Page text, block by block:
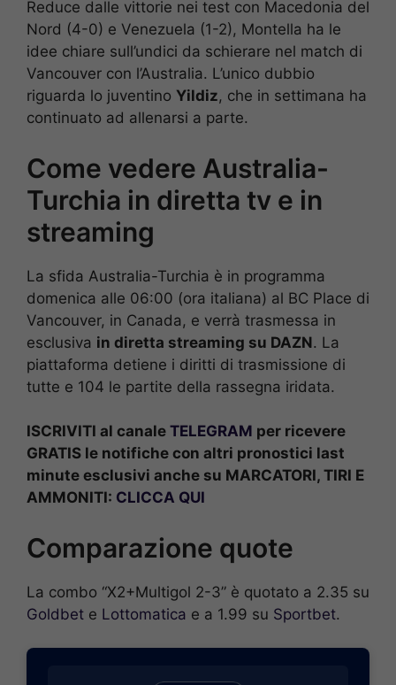
Reduce dalle vittorie nei test con Macedonia del
Nord (4-0) e Venezuela (1-2), Montella ha le
idee chiare sull’undici da schierare nel match di
Vancouver con l’Australia. L’unico dubbio
riguarda lo juventino Yildiz, che in settimana ha
continuato ad allenarsi a parte.
Come vedere Australia-
Turchia in diretta tv e in
streaming
La sfida Australia-Turchia è in programma
domenica alle 06:00 (ora italiana) al BC Place di
Vancouver, in Canada, e verrà trasmessa in
esclusiva in diretta streaming su DAZN. La
piattaforma detiene i diritti di trasmissione di
tutte e 104 le partite della rassegna iridata.
ISCRIVITI al canale TELEGRAM per ricevere
GRATIS le notifiche con altri pronostici last
minute esclusivi anche su MARCATORI, TIRI E
AMMONITI: CLICCA QUI
Comparazione quote
La combo “X2+Multigol 2-3” è quotato a 2.35 su
Goldbet e Lottomatica e a 1.99 su Sportbet.